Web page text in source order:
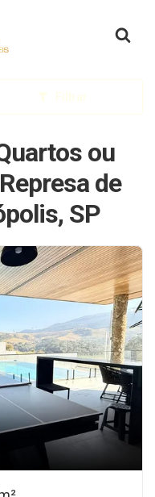
Filtrar
ou
de
SP